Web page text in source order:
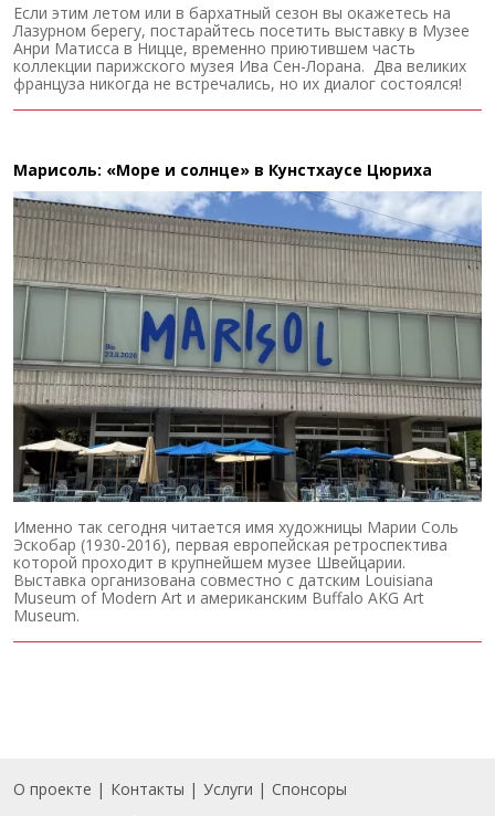
Если этим летом или в бархатный сезон вы окажетесь на
Лазурном берегу, постарайтесь посетить выставку в Музее
Анри Матисса в Ницце, временно приютившем часть
коллекции парижского музея Ива Сен-Лорана. Два великих
француза никогда не встречались, но их диалог состоялся!
Марисоль: «Море и солнце» в Кунстхаусе Цюриха
Именно так сегодня читается имя художницы Марии Соль
Эскобар (1930-2016), первая европейская ретроспектива
которой проходит в крупнейшем музее Швейцарии.
Выставка организована совместно с датским Louisiana
Museum of Modern Art и американским Buffalo AKG Art
Museum.
Footer
О проекте Контакты Услуги Спонсоры